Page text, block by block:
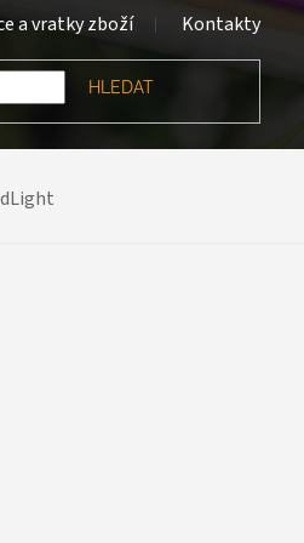
a vratky zboží Kontakty
HLEDAT